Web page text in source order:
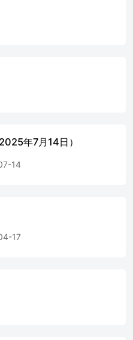
合理，但公司对信息来源的准确
析及建议内容仅供参考，不构成
权，不得随意转载、复制、传播
、行情分析视频等全部或部分材
软硬件设备故障或失灵、或因不
年7月14日）
14
17